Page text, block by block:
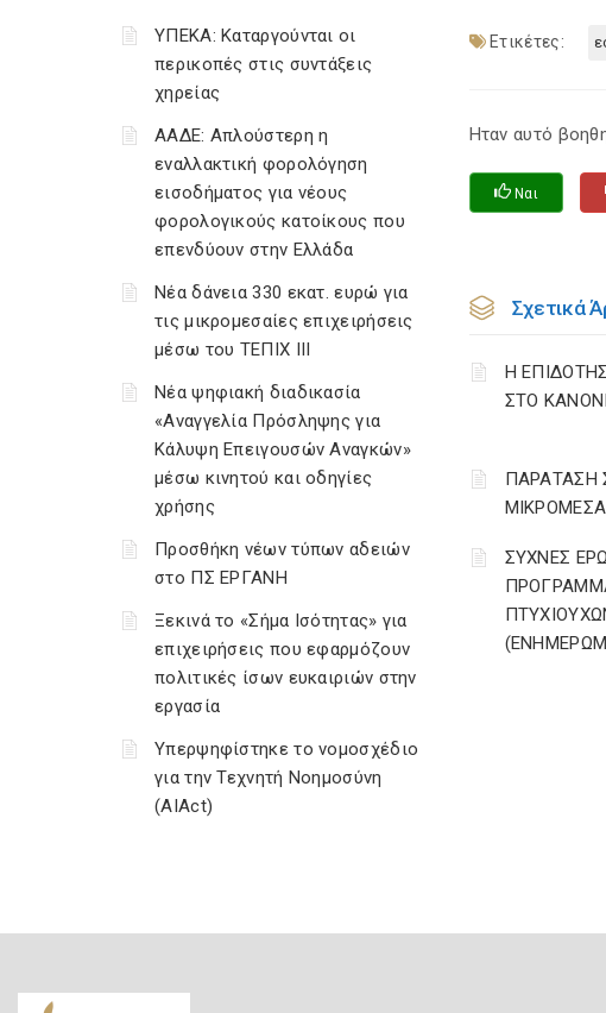
ΥΠΕΚΑ: Καταργούνται οι
περικοπές στις συντάξεις
χηρείας
ΑΑΔΕ: Απλούστερη η
εναλλακτική φορολόγηση
εισοδήματος για νέους
φορολογικούς κατοίκους που
επενδύουν στην Ελλάδα
Νέα δάνεια 330 εκατ. ευρώ για
τις μικρομεσαίες επιχειρήσεις
μέσω του ΤΕΠΙΧ ΙΙΙ
Νέα ψηφιακή διαδικασία
«Αναγγελία Πρόσληψης για
Κάλυψη Επειγουσών Αναγκών»
μέσω κινητού και οδηγίες
χρήσης
Προσθήκη νέων τύπων αδειών
στο ΠΣ ΕΡΓΑΝΗ
Ξεκινά το «Σήμα Ισότητας» για
επιχειρήσεις που εφαρμόζουν
πολιτικές ίσων ευκαιριών στην
εργασία
Υπερψηφίστηκε το νομοσχέδιο
για την Τεχνητή Νοημοσύνη
(AIAct)
Ετικέτες:
Ηταν αυτό
Ναι
Σχετικά
Η
ΣΤΟ
ΠΑΡΑΤΑΣΗ
ΣΥΧΝΕΣ